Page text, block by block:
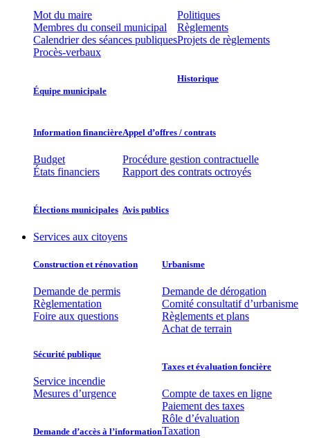
Mot du maire
Membres du conseil municipal
Calendrier des séances publiques
Procès-verbaux
Équipe municipale​
Politiques
Règlements
Projets de règlements
Historique
Information financière​
Budget
États financiers
Élections municipales​​
Appel d’offres / contrats​
Procédure gestion contractuelle
Rapport des contrats octroyés
Avis publics
Services aux citoyens
Construction et rénovation
Demande de permis
Règlementation
Foire aux questions
Sécurité publique
Service incendie
Mesures d’urgence
Demande d’accès à l’information
Urbanisme
Demande de dérogation
Comité consultatif d’urbanisme
Règlements et plans
Achat de terrain
Taxes et évaluation foncière
Compte de taxes en ligne
Paiement des taxes
Rôle d’évaluation
Taxation